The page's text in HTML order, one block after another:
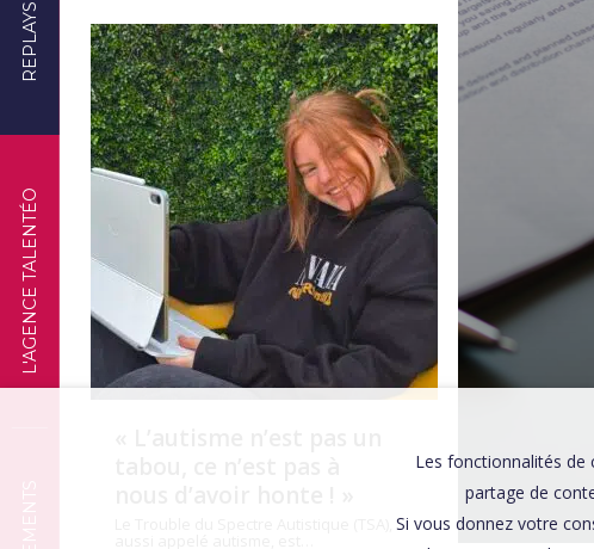
L'AGENCE TALENTÉO
REPLAYS
TÉMOIGNAGES
Les fonctionnalités de
partage de
Si vous donnez votre